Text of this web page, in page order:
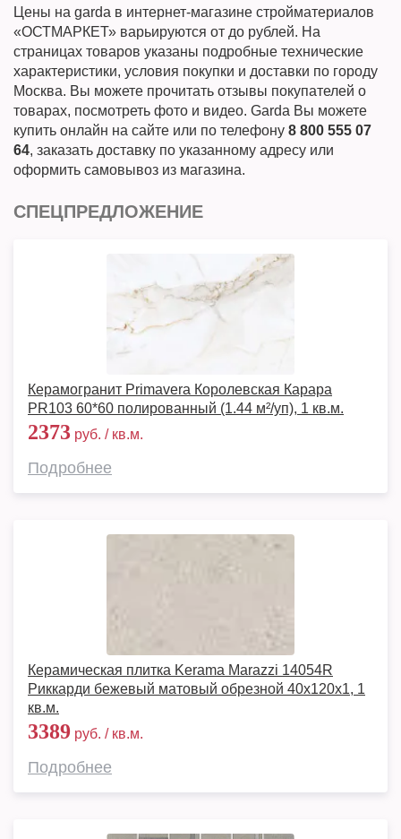
Цены на garda в интернет-магазине стройматериалов
«ОСТМАРКЕТ» варьируются от до рублей. На
страницах товаров указаны подробные технические
характеристики, условия покупки и доставки по городу
Москва. Вы можете прочитать отзывы покупателей о
товарах, посмотреть фото и видео. Garda Вы можете
купить онлайн на сайте или по телефону 8 800 555 07
64, заказать доставку по указанному адресу или
оформить самовывоз из магазина.
СПЕЦПРЕДЛОЖЕНИЕ
Керамогранит Primavera Королевская Карара
PR103 60*60 полированный (1.44 м²/уп), 1 кв.м.
2373 руб. / кв.м.
Подробнее
Керамическая плитка Kerama Marazzi 14054R
Риккарди бежевый матовый обрезной 40x120x1, 1
кв.м.
3389 руб. / кв.м.
Подробнее